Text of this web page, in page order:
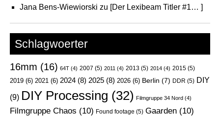
Jana Bens-Wiewiorski zu [Der Lexibeam Titler #1… ]
Schlagwoerter
16mm (16) 64T (4) 2007 (5) 2011 (4) 2013 (5) 2014 (4) 2015 (5)
2019 (6) 2021 (6) 2024 (8) 2025 (8) 2026 (6) Berlin (7) DDR (5) DIY
(9) DIY Processing (32) Filmgruppe 34 Nord (4)
Filmgruppe Chaos (10) Found footage (5) Gaarden (10)